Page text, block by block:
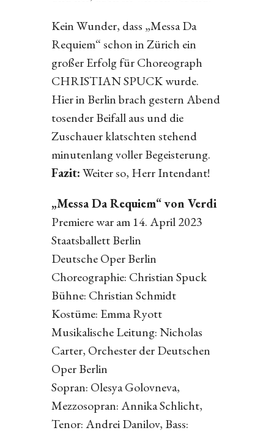
Kein Wunder, dass „Messa Da
Requiem“ schon in Zürich ein
großer Erfolg für Choreograph
CHRISTIAN SPUCK wurde.
Hier in Berlin brach gestern Abend
tosender Beifall aus und die
Zuschauer klatschten stehend
minutenlang voller Begeisterung.
Fazit:Weiter so, Herr Intendant!
„Messa Da Requiem“ von Verdi
Premiere war am 14. April 2023
Staatsballett Berlin
Deutsche Oper Berlin
Choreographie: Christian Spuck
Bühne: Christian Schmidt
Kostüme: Emma Ryott
Musikalische Leitung: Nicholas
Carter, Orchester der Deutschen
Oper Berlin
Sopran: Olesya Golovneva,
Mezzosopran: Annika Schlicht,
Tenor: Andrei Danilov, Bass: